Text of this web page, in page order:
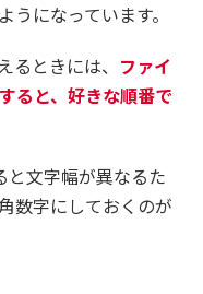
になっています。
るときには、 ファイ
ると、好きな順番で
と文字幅が異なるた
数字にしておくのが